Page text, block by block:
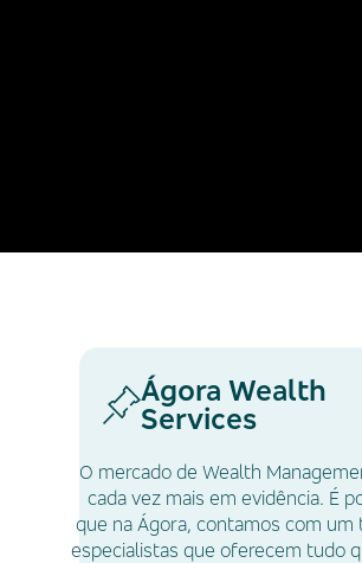
Ágora Wealth
Services
O mercado de Wealth
cada vez mais em evidência. É
que na Ágora, contamos com um
especialistas que oferecem tudo